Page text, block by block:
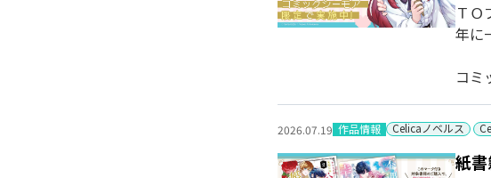
ＴＯ
年に
コミ
2026.07.19 作品情報 Celicaノベルス
紙